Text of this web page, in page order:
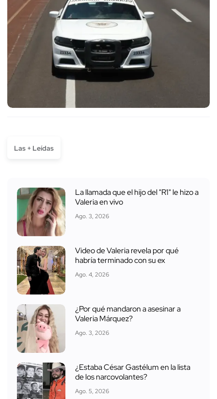
Las + Leídas
La llamada que el hijo del "R1" le hizo a
Valeria en vivo
Ago. 3, 2026
Video de Valeria revela por qué
habría terminado con su ex
Ago. 4, 2026
¿Por qué mandaron a asesinar a
Valeria Márquez?
Ago. 3, 2026
¿Estaba César Gastélum en la lista
de los narcovolantes?
Ago. 5, 2026